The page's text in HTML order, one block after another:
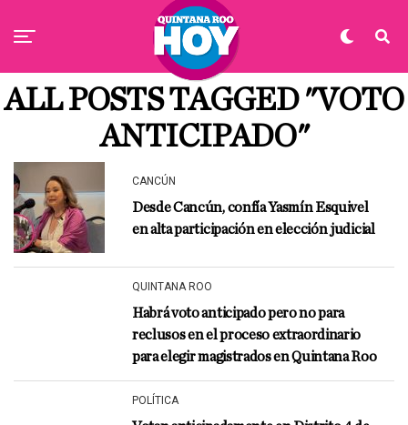
ALL POSTS TAGGED "VOTO
ANTICIPADO"
CANCÚN
Desde Cancún, confía Yasmín Esquivel
en alta participación en elección judicial
QUINTANA ROO
Habrá voto anticipado pero no para
reclusos en el proceso extraordinario
para elegir magistrados en Quintana Roo
POLÍTICA